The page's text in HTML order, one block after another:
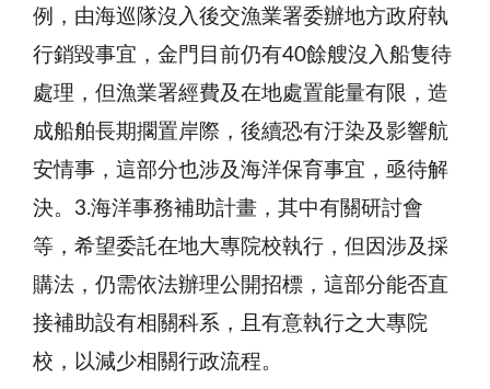
例，由海巡隊沒入後交漁業署委辦地方政府執
行銷毀事宜，金門目前仍有40餘艘沒入船隻待
處理，但漁業署經費及在地處置能量有限，造
成船舶長期擱置岸際，後續恐有汙染及影響航
安情事，這部分也涉及海洋保育事宜，亟待解
決。3.海洋事務補助計畫，其中有關研討會
等，希望委託在地大專院校執行，但因涉及採
購法，仍需依法辦理公開招標，這部分能否直
接補助設有相關科系，且有意執行之大專院
校，以減少相關行政流程。